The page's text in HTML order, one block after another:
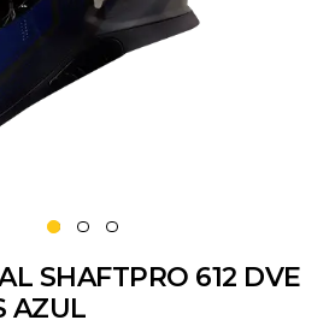
SHAFTPRO 612 DVE
AZUL